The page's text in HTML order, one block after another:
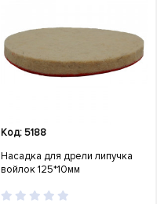
Код: 5188
Насадка для дрели липучка
войлок 125*10мм